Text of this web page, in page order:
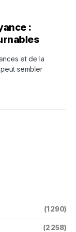
:
et de la
sembler
(1 290)
(2 258)